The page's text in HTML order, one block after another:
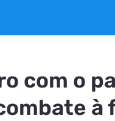
com o
à